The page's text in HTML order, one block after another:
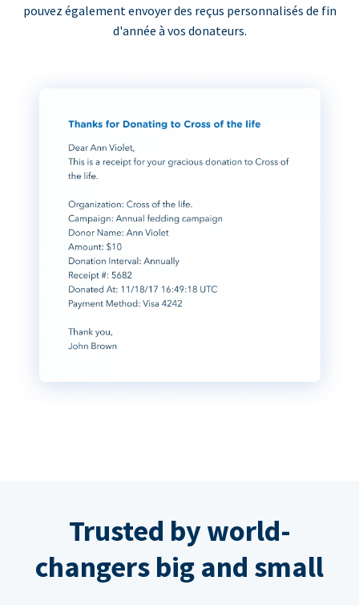
pouvez également envoyer des reçus personnalisés de fin
d'année à vos donateurs.
Trusted by world-
changers big and small